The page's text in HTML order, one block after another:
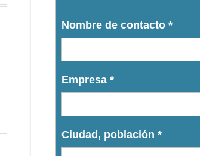
Nombre de contacto *
Empresa *
Ciudad, población *